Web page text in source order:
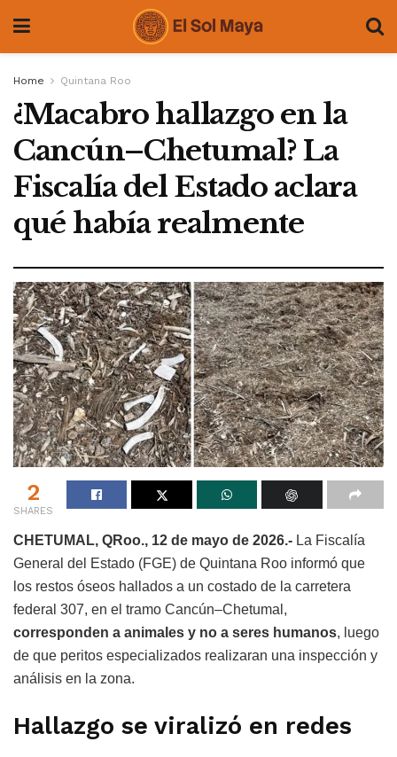
Home Quintana Roo
¿Macabro hallazgo en la
Cancún–Chetumal? La
Fiscalía del Estado aclara
qué había realmente
2
SHARES
CHETUMAL, QRoo., 12 de mayo de 2026.- La Fiscalía
General del Estado (FGE) de Quintana Roo informó que
los restos óseos hallados a un costado de la carretera
federal 307, en el tramo Cancún–Chetumal,
corresponden a animales y no a seres humanos, luego
de que peritos especializados realizaran una inspección y
análisis en la zona.
Hallazgo se viralizó en redes